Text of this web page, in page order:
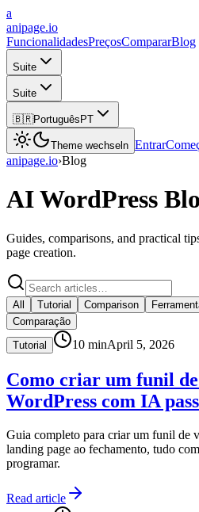
a
anipage.io
FuncionalidadesPreçosCompararBlog
Suite
Suite
🇧🇷Português PT
Theme wechseln Entrar
anipage.io›Blog
AI WordPress
Guides, comparisons, and practical
page creation.
All Tutorial Comparison
Comparação
Tutorial
10 minApril 5, 2026
Como criar um funil de
WordPress com IA
Guia completo para criar um funil de
landing page ao fechamento, tudo
programar.
Read article